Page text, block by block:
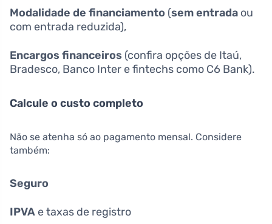
Modalidade de financiamento (sem entrada ou
com entrada reduzida),
Encargos financeiros (confira opções de Itaú,
Bradesco, Banco Inter e fintechs como C6 Bank).
Calcule o custo completo
Não se atenha só ao pagamento mensal. Considere
também:
Seguro
IPVA e taxas de registro